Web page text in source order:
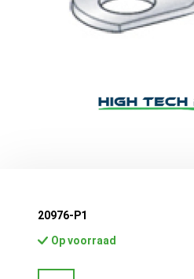
20976-P1
Op voorraad